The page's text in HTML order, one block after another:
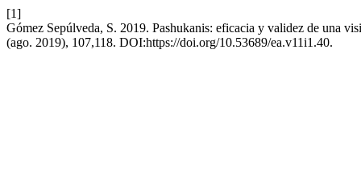
[1]
Gómez Sepúlveda, S. 2019. Pashukanis: eficacia y validez de una
(ago. 2019), 107,118. DOI:https://doi.org/10.53689/ea.v11i1.40.